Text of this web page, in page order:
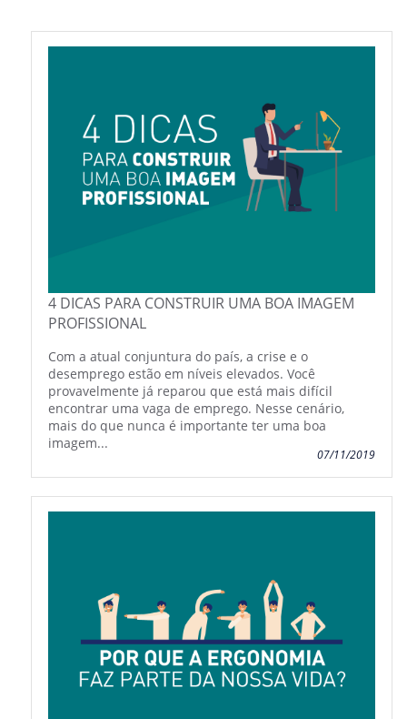
4 DICAS PARA CONSTRUIR UMA BOA IMAGEM
PROFISSIONAL
Com a atual conjuntura do país, a crise e o
desemprego estão em níveis elevados. Você
provavelmente já reparou que está mais difícil
encontrar uma vaga de emprego. Nesse cenário,
mais do que nunca é importante ter uma boa
imagem...
07/11/2019